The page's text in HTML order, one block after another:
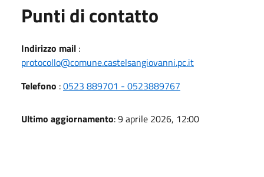
Punti di contatto
Indirizzo mail :
protocollo@comune.castelsangiovanni.pc.it
Telefono :0523 889701 - 0523889767
Ultimo aggiornamento: 9 aprile 2026, 12:00